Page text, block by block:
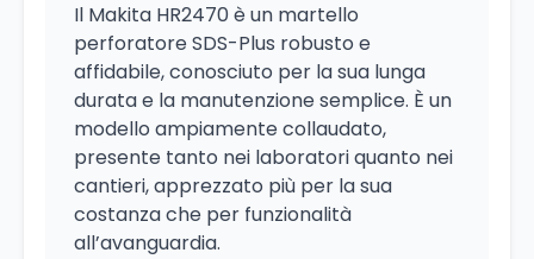
Il Makita HR2470 è un martello
perforatore SDS-Plus robusto e
affidabile, conosciuto per la sua lunga
durata e la manutenzione semplice. È un
modello ampiamente collaudato,
presente tanto nei laboratori quanto nei
cantieri, apprezzato più per la sua
costanza che per funzionalità
all’avanguardia.